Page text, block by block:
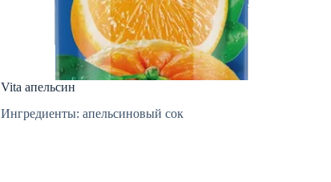
Vita апельсин
Ингредиенты: апельсиновый сок